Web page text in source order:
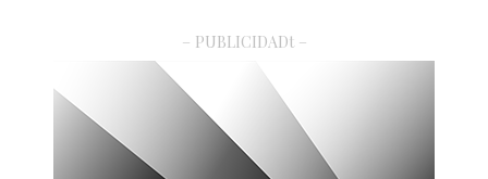
– PUBLICIDADt –